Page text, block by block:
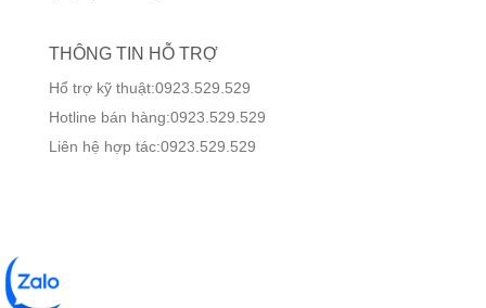
THÔNG TIN HỖ TRỢ
Hổ trợ kỹ thuật:0923.529.529
Hotline bán hàng:0923.529.529
Liên hệ hợp tác:0923.529.529